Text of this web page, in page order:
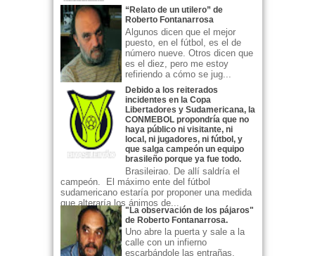
“Relato de un utilero” de
Roberto Fontanarrosa
Algunos dicen que el mejor
puesto, en el fútbol, es el de
número nueve. Otros dicen que
es el diez, pero me estoy
refiriendo a cómo se jug...
Debido a los reiterados
incidentes en la Copa
Libertadores y Sudamericana, la
CONMEBOL propondría que no
haya público ni visitante, ni
local, ni jugadores, ni fútbol, y
que salga campeón un equipo
brasileño porque ya fue todo.
Brasileirao. De allí saldría el
campeón. El máximo ente del fútbol
sudamericano estaría por proponer una medida
que alteraría los ánimos de...
"La observación de los pájaros"
de Roberto Fontanarrosa.
Uno abre la puerta y sale a la
calle con un infierno
escarbándole las entrañas.